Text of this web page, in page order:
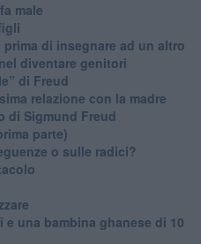
male
di insegnare ad un altro
diventare genitori
di Freud
relazione con la madre
di Sigmund Freud
parte)
o sulle radici?
una bambina ghanese di 10